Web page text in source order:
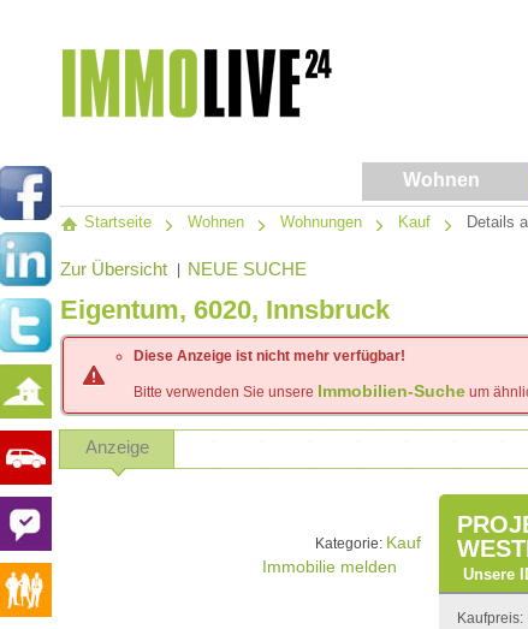
Wohnen
Startseite Wohnen Wohnungen Kauf Details
Zur Übersicht | NEUE SUCHE
Eigentum, 6020, Innsbruck
Diese Anzeige ist nicht mehr verfügbar!
Bitte verwenden Sie unsere Immobilien-Suche um
Anzeige
Kategorie: Kauf
Immobilie melden
Unsere
Kaufpreis: